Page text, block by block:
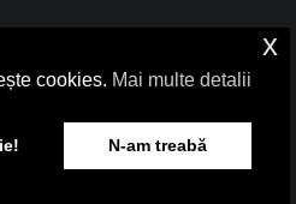
cookies. Mai multe detalii
N-am treabă
x